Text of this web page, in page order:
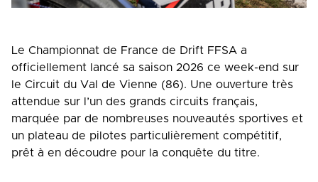
Le Championnat de France de Drift FFSA a
officiellement lancé sa saison 2026 ce week-end sur
le Circuit du Val de Vienne (86). Une ouverture très
attendue sur l’un des grands circuits français,
marquée par de nombreuses nouveautés sportives et
un plateau de pilotes particulièrement compétitif,
prêt à en découdre pour la conquête du titre.